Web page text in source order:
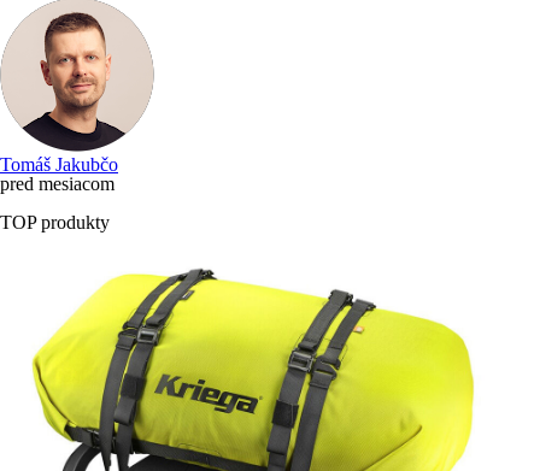
Tomáš Jakubčo
pred mesiacom
TOP produkty